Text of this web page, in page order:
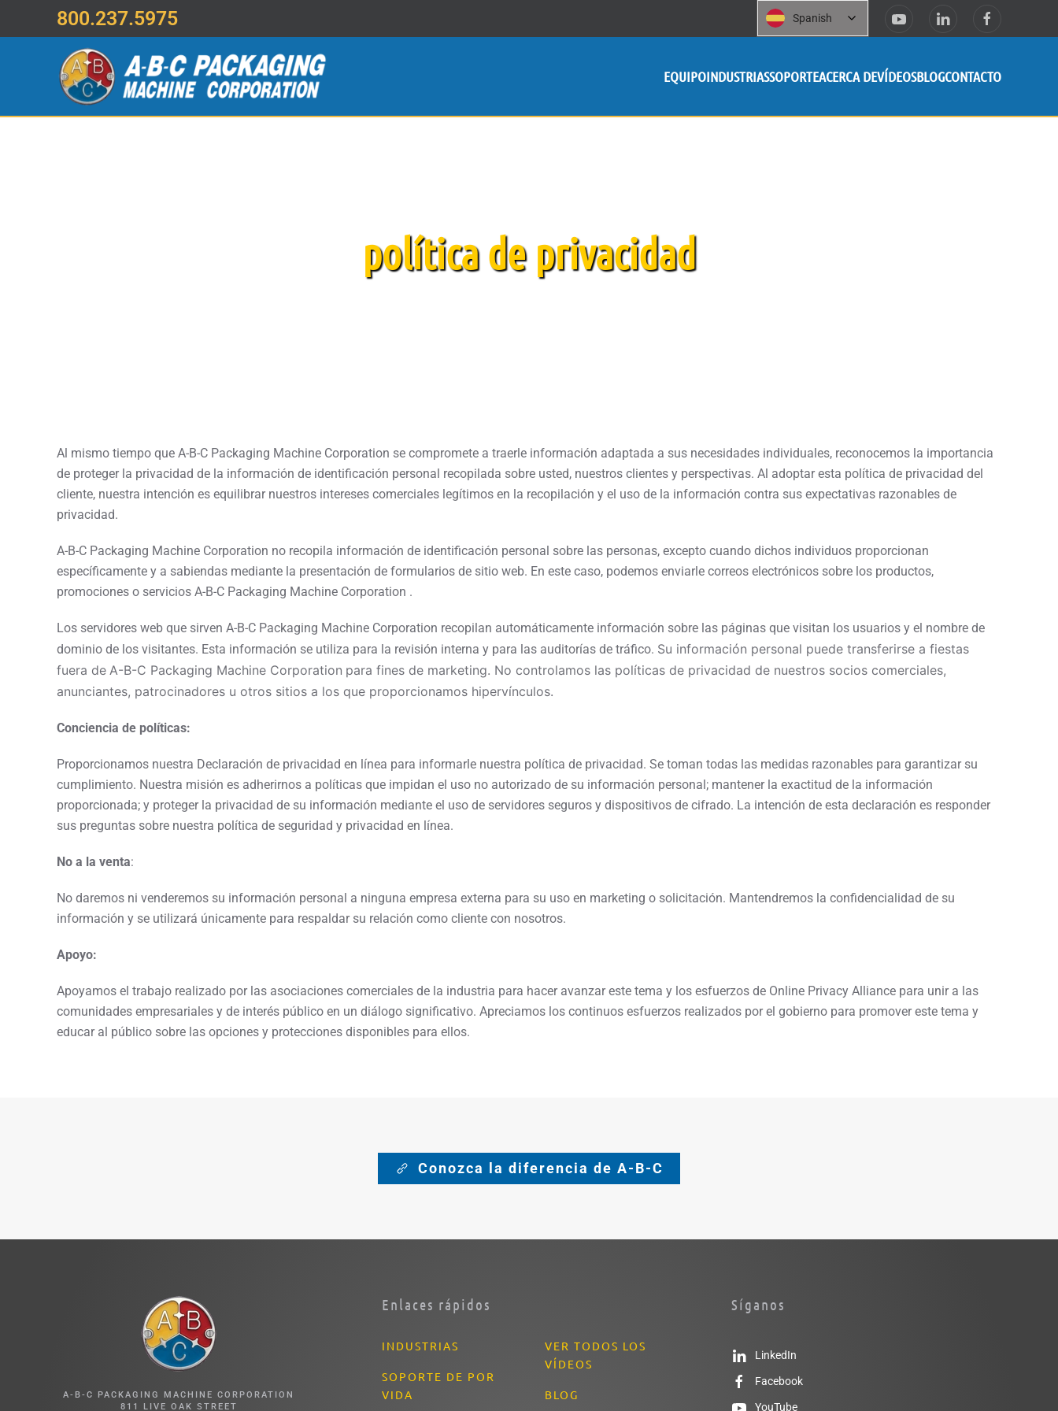
Saltar al contenido principal
800.237.5975 Spanish
EQUIPOINDUSTRIASSOPORTEACERCA DEVÍDEOSBLOGCONTACTO
política de privacidad
Al mismo tiempo que A-B-C Packaging Machine Corporation se compromete a traerle información adaptada a sus necesidades individuales, reconocemos la importancia
de proteger la privacidad de la información de identificación personal recopilada sobre usted, nuestros clientes y perspectivas. Al adoptar esta política de privacidad del
cliente, nuestra intención es equilibrar nuestros intereses comerciales legítimos en la recopilación y el uso de la información contra sus expectativas razonables de
privacidad.
A-B-C Packaging Machine Corporation no recopila información de identificación personal sobre las personas, excepto cuando dichos individuos proporcionan
específicamente y a sabiendas mediante la presentación de formularios de sitio web. En este caso, podemos enviarle correos electrónicos sobre los productos,
promociones o servicios A-B-C Packaging Machine Corporation .
Los servidores web que sirven A-B-C Packaging Machine Corporation recopilan automáticamente información sobre las páginas que visitan los usuarios y el nombre de
dominio de los visitantes. Esta información se utiliza para la revisión interna y para las auditorías de tráfico. Su información personal puede transferirse a fiestas
fuera de A-B-C Packaging Machine Corporation para fines de marketing. No controlamos las políticas de privacidad de nuestros socios comerciales,
anunciantes, patrocinadores u otros sitios a los que proporcionamos hipervínculos.
Conciencia de políticas:
Proporcionamos nuestra Declaración de privacidad en línea para informarle nuestra política de privacidad. Se toman todas las medidas razonables para garantizar su
cumplimiento. Nuestra misión es adherirnos a políticas que impidan el uso no autorizado de su información personal; mantener la exactitud de la información
proporcionada; y proteger la privacidad de su información mediante el uso de servidores seguros y dispositivos de cifrado. La intención de esta declaración es responder
sus preguntas sobre nuestra política de seguridad y privacidad en línea.
No a la venta:
No daremos ni venderemos su información personal a ninguna empresa externa para su uso en marketing o solicitación. Mantendremos la confidencialidad de su
información y se utilizará únicamente para respaldar su relación como cliente con nosotros.
Apoyo:
Apoyamos el trabajo realizado por las asociaciones comerciales de la industria para hacer avanzar este tema y los esfuerzos de Online Privacy Alliance para unir a las
comunidades empresariales y de interés público en un diálogo significativo. Apreciamos los continuos esfuerzos realizados por el gobierno para promover este tema y
educar al público sobre las opciones y protecciones disponibles para ellos.
Conozca la diferencia de A-B-C
A-B-C PACKAGING MACHINE CORPORATION
811 LIVE OAK STREET
Enlaces rápidos
INDUSTRIAS
SOPORTE DE POR
VIDA
VER TODOS LOS
VÍDEOS
BLOG
Síganos
LinkedIn
Facebook
YouTube